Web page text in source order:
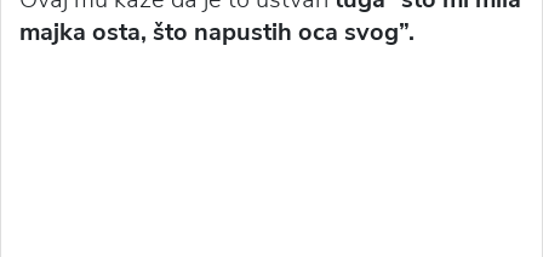
majka osta, što napustih oca svog”.